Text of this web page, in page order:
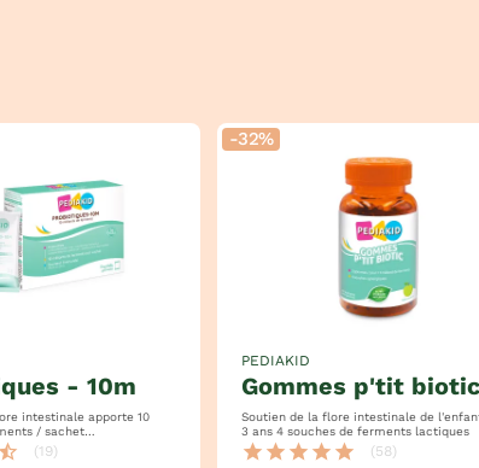
- 10m
apporte 10
/ sachet
star_half (19)
-32%
gommes p'tit biotic
PEDIAKID
Soutien de la flore intestinale de l'enfant
3 ans 4 souches de ferments lactiques
star star star star star (58)